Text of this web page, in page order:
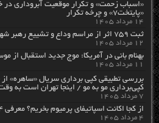
«اسباب زحمت» و تکرار موقعیت آبروداری در
«پایتخت۷» و چرخه تکرار
۱۴ مرداد ۱۴۰۵
ثبت ۷۵۹ اثر از مراسم وداع و تشییع رهبر شهید انقلاب
۱۲ مرداد ۱۴۰۵
بهنام بانی در آمریکا: موج جدید استقبال از
۱۱ مرداد ۱۴۰۵
بررسی تطبیقی کپی برداری سریال «ساهره»
کپی‌برداری مو به مو / اینجا تهران است به
۷ مرداد ۱۴۰۵
از کجا اکانت اسپاتیفای پرمیوم بخریم؟ معرفی ۴ فروشگاه معتبر ایرانی
۴ مرداد ۱۴۰۵